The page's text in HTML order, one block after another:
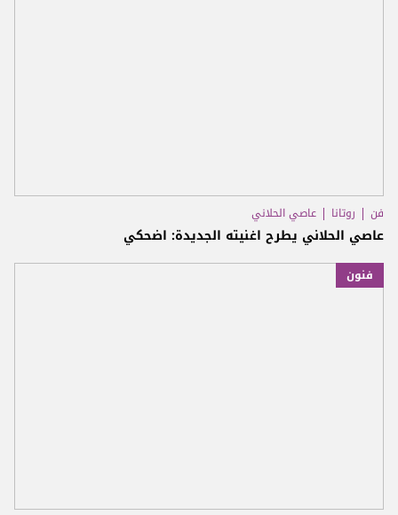
فن روتانا عاصي الحلاني
عاصي الحلاني يطرح اغنيته الجديدة: اضحكي
فنون